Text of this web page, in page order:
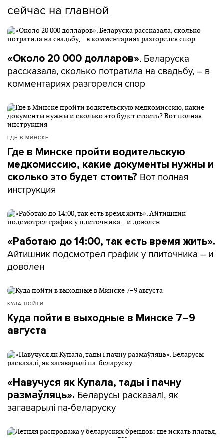
сейчас на главной
«Около 20 000 долларов». Беларуска
рассказала, сколько потратила на свадьбу, – в
комментариях разгорелся спор
ГДЕ В МИНСКЕ
Где в Минске пройти водительскую
медкомиссию, какие документы нужны и
сколько это будет стоить? Вот полная
инструкция
«Работаю до 14:00, так есть время жить».
Айтишник подсмотрел график у плиточника – и
доволен
КУДА ПОЙТИ
Куда пойти в выходные в Минске 7–9
августа
«Навучуся як Купала, тады і пачну
размаўляць». Беларусы расказалі, як
загаварылі па-беларуску